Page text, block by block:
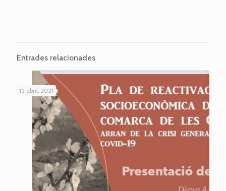
Entrades relacionades
15 abril, 2021